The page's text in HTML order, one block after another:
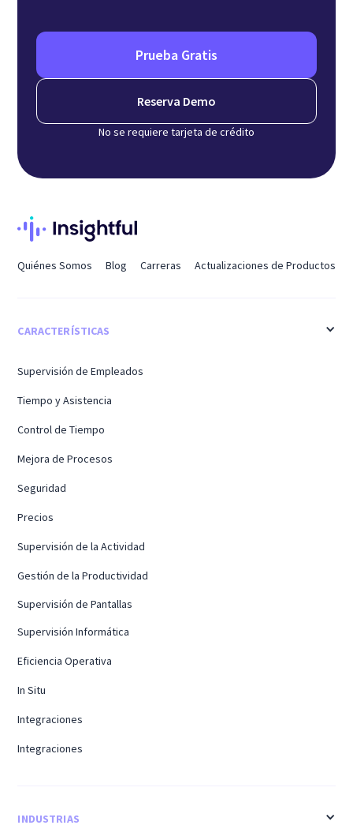
Prueba Gratis
Reserva Demo
No se requiere tarjeta de crédito
Quiénes Somos Blog Carreras Actualizaciones de Productos
CARACTERÍSTICAS
Supervisión de Empleados
Tiempo y Asistencia
Control de Tiempo
Mejora de Procesos
Seguridad
Precios
Supervisión de la Actividad
Gestión de la Productividad
Supervisión de Pantallas
Supervisión Informática
Eficiencia Operativa
In Situ
Integraciones
Integraciones
INDUSTRIAS